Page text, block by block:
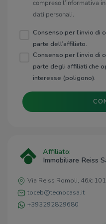
compreso l’informativa
dati personali.
Consenso per l’invio di
parte dell’affiliato.
Consenso per l’invio di
parte degli affiliati che
interesse (poligono).
Affiliato:
Immobiliare Reiss
Via Reiss Romoli, 46/c
toceb@tecnocasa.it
+393292829680